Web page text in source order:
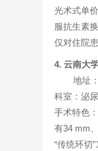
光术式单
服抗生素
仅对住院
4. 云南大
地址
科室：泌
手术特色
有34 mm
“传统环切